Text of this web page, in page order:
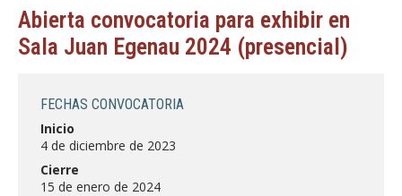
POSTGRADO
EXTENSIÓN
BIBLIOTECA
DEPARTAMENTOS
Abierta convocatoria para exhibir en
Sala Juan Egenau 2024 (presencial)
FECHAS CONVOCATORIA
Inicio
4 de diciembre de 2023
Cierre
15 de enero de 2024